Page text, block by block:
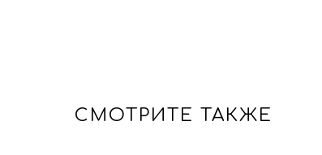
СМОТРИТЕ ТАКЖЕ